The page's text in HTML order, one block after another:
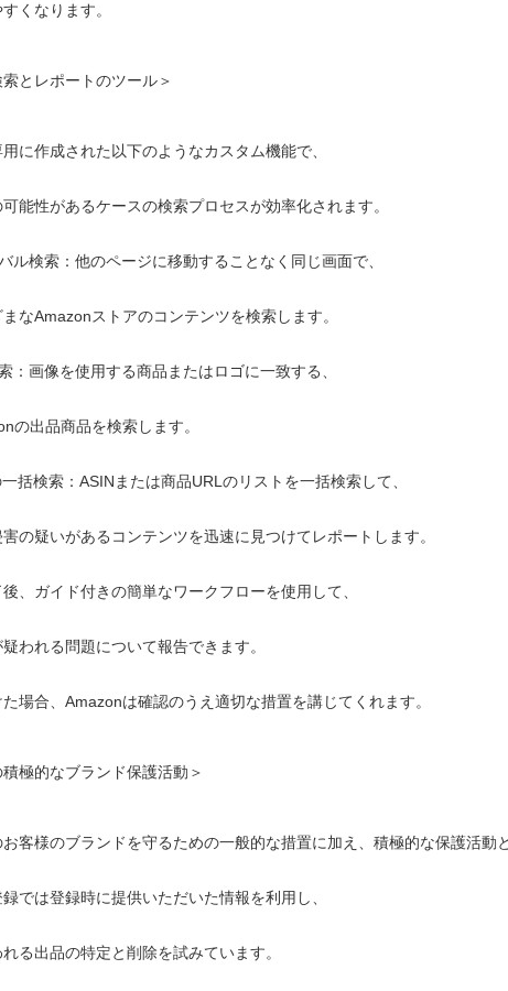
くなります。
索とレポートのツール＞
に作成された以下のようなカスタム機能で、
能性があるケースの検索プロセスが効率化されます。
ル検索：他のページに移動することなく同じ画面で、
Amazonストアのコンテンツを検索します。
：画像を使用する商品またはロゴに一致する、
出品商品を検索します。
括検索：ASINまたは商品URLのリストを一括検索して、
疑いがあるコンテンツを迅速に見つけてレポートします。
、ガイド付きの簡単なワークフローを使用して、
われる問題について報告できます。
場合、Amazonは確認のうえ適切な措置を講じてくれます。
積極的なブランド保護活動＞
客様のブランドを守るための一般的な措置に加え、積極的な保護活動
では登録時に提供いただいた情報を利用し、
る出品の特定と削除を試みています。